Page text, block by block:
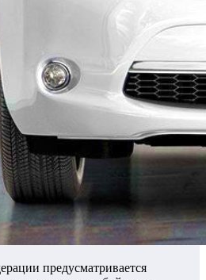
предусматривается